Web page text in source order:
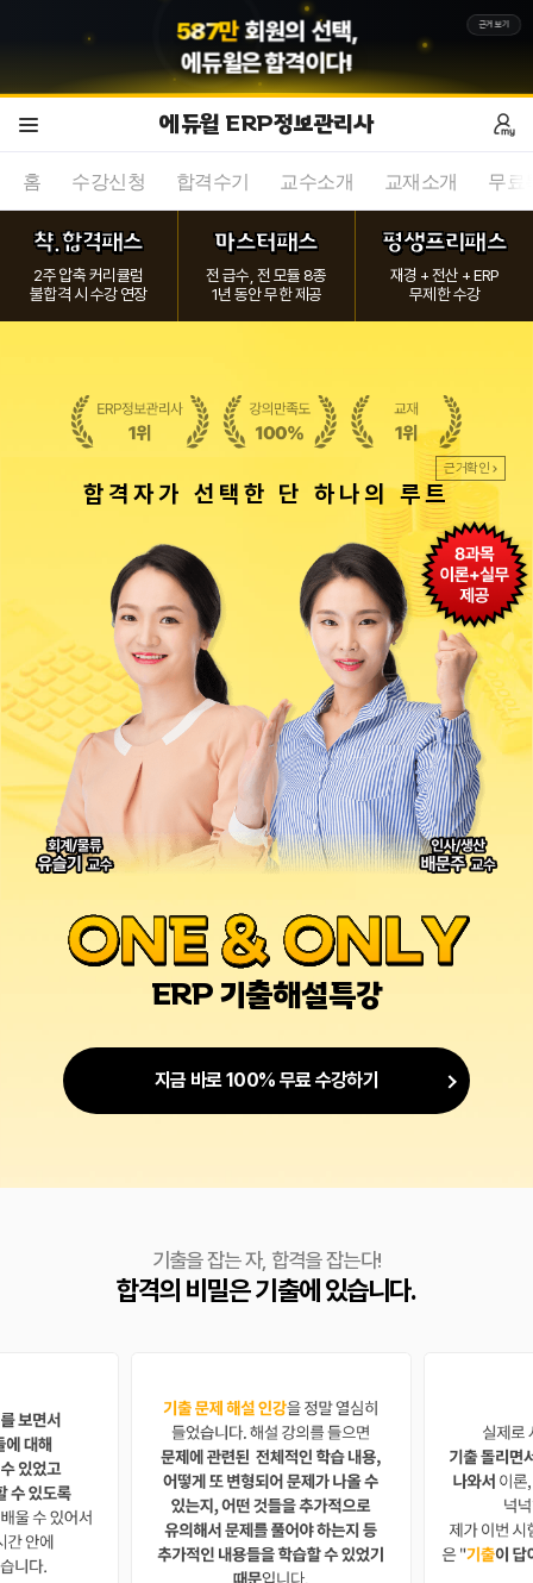
587만 회원의 선택,
에듀윌은 합격이다!
근거보기
에듀윌 ERP정보관리사
홈 수강신청 합격수기 교수소개 교재소개 무료
챡.합격패스
2주 압축 커리큘럼
불합격 시 수강 연장
마스터패스
전 급수, 전 모듈 8종
1년 동안 무한 제공
평생프리패스
재경 + 전산 + ERP
무제한 수강
근거확인
합격자가 선택한 단 하나의 루트
ONE & ONLY
ERP 기출해설특강
지금 바로 100% 무료 수강하기
기출을 잡는 자, 합격을 잡는다!
합격의 비밀은 기출에 있습니다.